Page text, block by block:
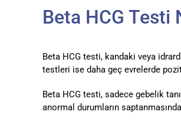
Beta HCG Testi
Beta HCG testi, kandaki veya
testleri ise daha geç evrelerde
Beta HCG testi, sadece gebelik
anormal durumların